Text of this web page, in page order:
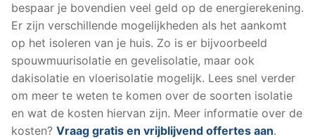
bespaar je bovendien veel geld op de energierekening.
Er zijn verschillende mogelijkheden als het aankomt
op het isoleren van je huis. Zo is er bijvoorbeeld
spouwmuurisolatie en gevelisolatie, maar ook
dakisolatie en vloerisolatie mogelijk. Lees snel verder
om meer te weten te komen over de soorten isolatie
en wat de kosten hiervan zijn. Meer informatie over de
kosten? Vraag gratis en vrijblijvend offertes aan.